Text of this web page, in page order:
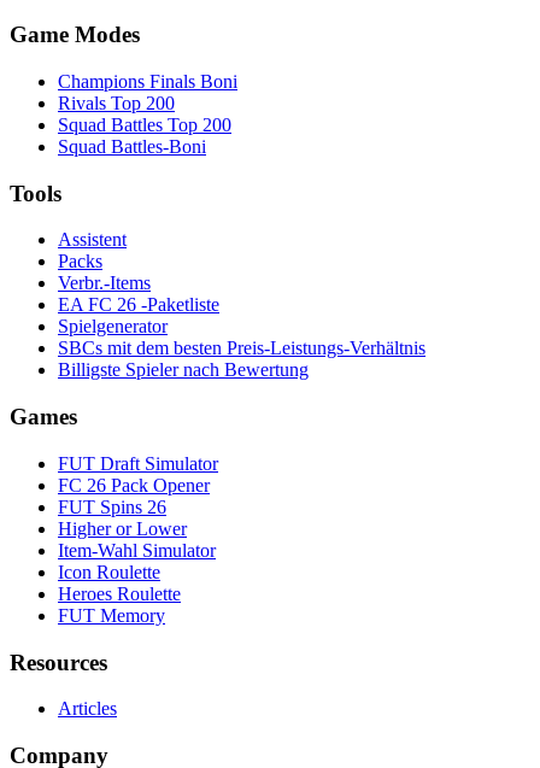
Game Modes
Champions Finals Boni
Rivals Top 200
Squad Battles Top 200
Squad Battles-Boni
Tools
Assistent
Packs
Verbr.-Items
EA FC 26 -Paketliste
Spielgenerator
SBCs mit dem besten Preis-Leistungs-Verhältnis
Billigste Spieler nach Bewertung
Games
FUT Draft Simulator
FC 26 Pack Opener
FUT Spins 26
Higher or Lower
Item-Wahl Simulator
Icon Roulette
Heroes Roulette
FUT Memory
Resources
Articles
Company